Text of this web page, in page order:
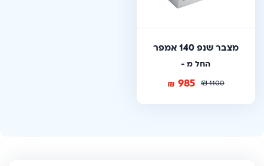
מצבר שנפ 140 אמפר
החל מ -
1100
₪
985
₪